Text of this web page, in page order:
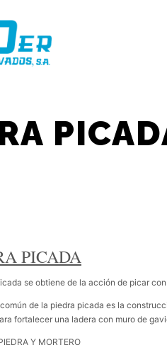
PICADA
se obtiene de la acción de picar
común de la piedra picada es la
fortalecer una ladera con muro de
Y MORTERO